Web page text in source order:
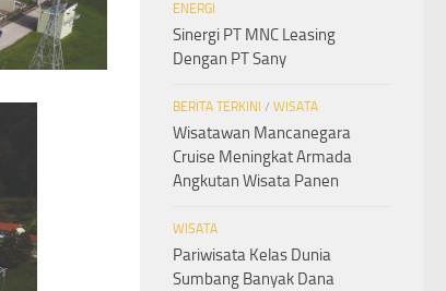
ENERGI
Sinergi PT MNC Leasing
Dengan PT Sany
BERITA TERKINI / WISATA
Wisatawan Mancanegara
Cruise Meningkat Armada
Angkutan Wisata Panen
WISATA
Pariwisata Kelas Dunia
Sumbang Banyak Dana